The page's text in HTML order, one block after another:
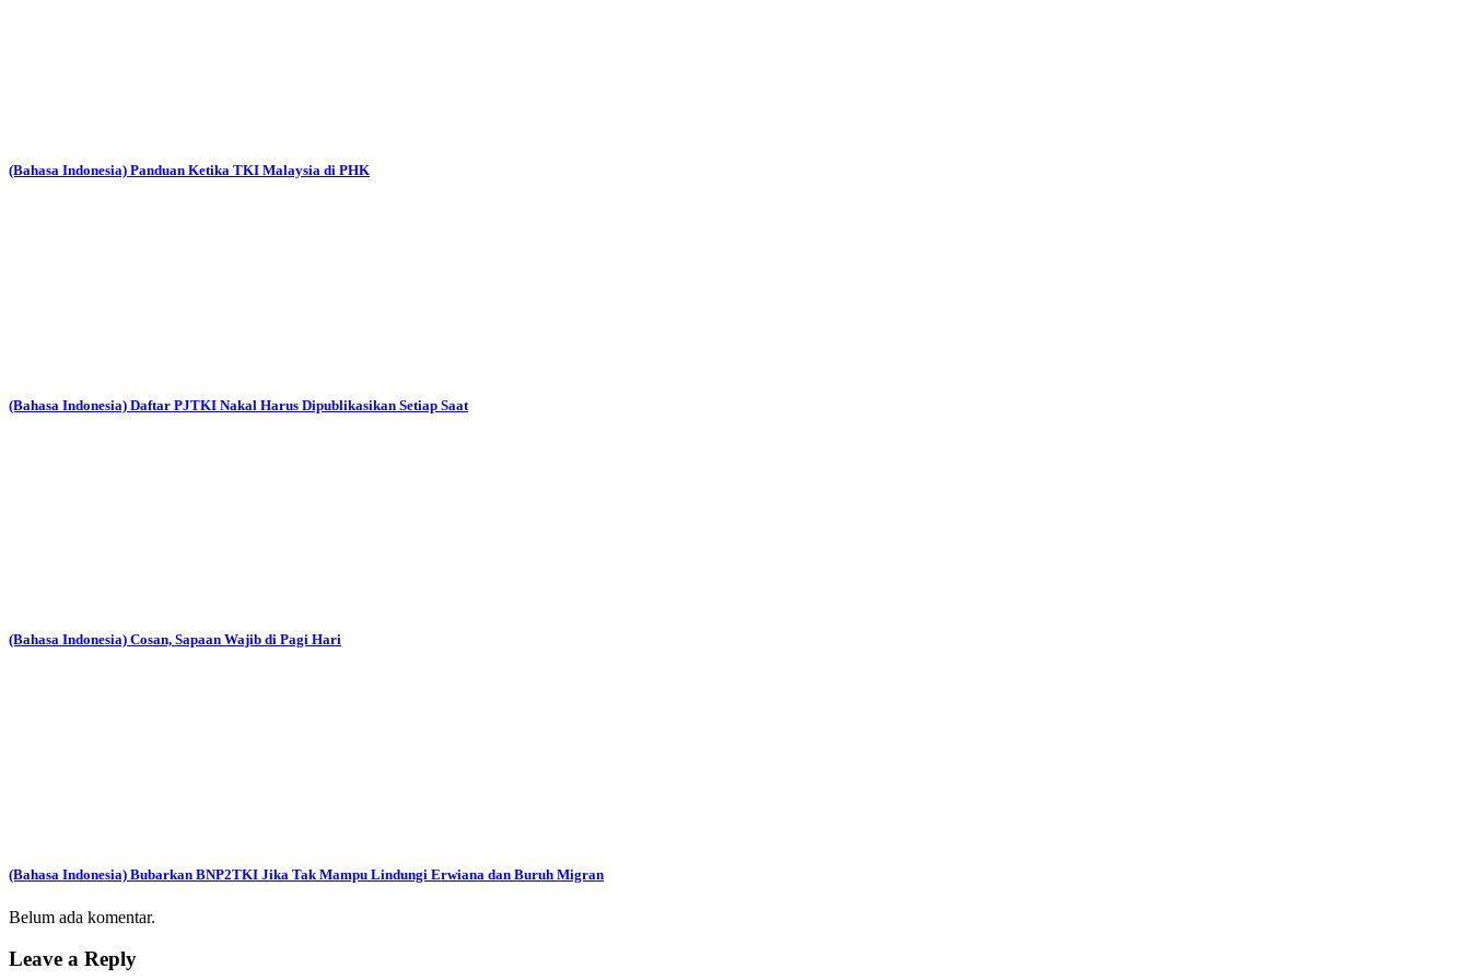
(Bahasa Indonesia) Panduan Ketika TKI Malaysia di PHK
(Bahasa Indonesia) Daftar PJTKI Nakal Harus Dipublikasikan Setiap Saat
(Bahasa Indonesia) Cosan, Sapaan Wajib di Pagi Hari
(Bahasa Indonesia) Bubarkan BNP2TKI Jika Tak Mampu Lindungi Erwiana dan Buruh Migran
Belum ada komentar.
Leave a Reply